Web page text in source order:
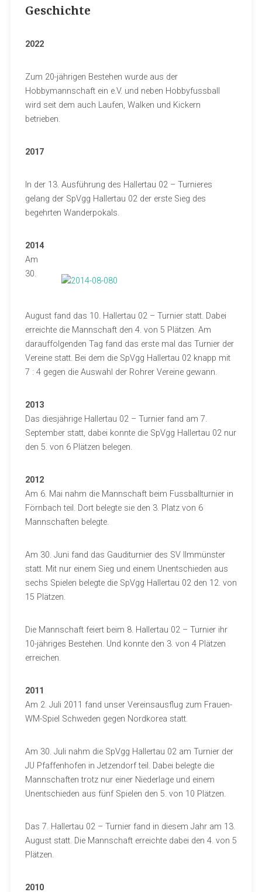
Geschichte
2022
Zum 20-jährigen Bestehen wurde aus der
Hobbymannschaft ein e.V. und neben Hobbyfussball
wird seit dem auch Laufen, Walken und Kickern
betrieben.
2017
In der 13. Ausführung des Hallertau 02 – Turnieres
gelang der SpVgg Hallertau 02 der erste Sieg des
begehrten Wanderpokals.
2014
Am
30.
August fand das 10. Hallertau 02 – Turnier statt. Dabei
erreichte die Mannschaft den 4. von 5 Plätzen. Am
darauffolgenden Tag fand das erste mal das Turnier der
Vereine statt. Bei dem die SpVgg Hallertau 02 knapp mit
7 : 4 gegen die Auswahl der Rohrer Vereine gewann.
2013
Das diesjährige Hallertau 02 – Turnier fand am 7.
September statt, dabei konnte die SpVgg Hallertau 02 nur
den 5. von 6 Plätzen belegen.
2012
Am 6. Mai nahm die Mannschaft beim Fussballturnier in
Förnbach teil. Dort belegte sie den 3. Platz von 6
Mannschaften belegte.
Am 30. Juni fand das Gauditurnier des SV Ilmmünster
statt. Mit nur einem Sieg und einem Unentschieden aus
sechs Spielen belegte die SpVgg Hallertau 02 den 12. von
15 Plätzen.
Die Mannschaft feiert beim 8. Hallertau 02 – Turnier ihr
10-jähriges Bestehen. Und konnte den 3. von 4 Plätzen
erreichen.
2011
Am 2. Juli 2011 fand unser Vereinsausflug zum Frauen-
WM-Spiel Schweden gegen Nordkorea statt.
Am 30. Juli nahm die SpVgg Hallertau 02 am Turnier der
JU Pfaffenhofen in Jetzendorf teil. Dabei belegte die
Mannschaften trotz nur einer Niederlage und einem
Unentschieden aus fünf Spielen den 5. von 10 Plätzen.
Das 7. Hallertau 02 – Turnier fand in diesem Jahr am 13.
August statt. Die Mannschaft erreichte dabei den 4. von 5
Plätzen.
2010